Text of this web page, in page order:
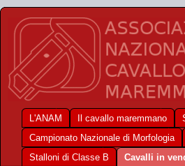
L'ANAM Il cavallo maremmano
Campionato Nazionale di Morfologia
Stalloni di Classe B
Cavalli in